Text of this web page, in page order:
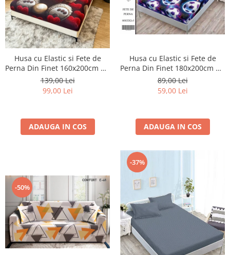
Husa cu Elastic si Fete de
Perna Din Finet 160x200cm 5D
- Ursuletul Indragostit
139,00 Lei
99,00 Lei
ADAUGA IN COS
Husa cu Elastic si Fete de
Perna Din Finet 180x200cm 5D
- Mingi De Fotbal In Galaxie
89,00 Lei
59,00 Lei
ADAUGA IN COS
-50%
-37%